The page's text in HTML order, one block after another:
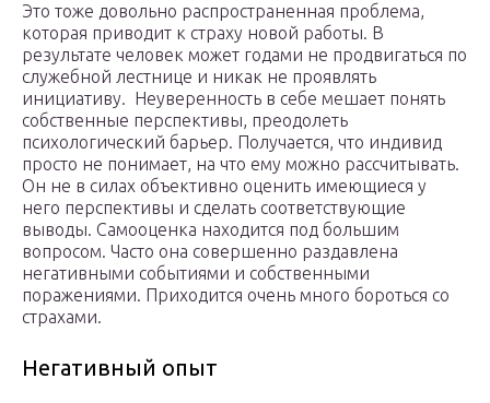
Это тоже довольно распространенная проблема,
которая приводит к страху новой работы. В
результате человек может годами не продвигаться по
служебной лестнице и никак не проявлять
инициативу. Неуверенность в себе мешает понять
собственные перспективы, преодолеть
психологический барьер. Получается, что индивид
просто не понимает, на что ему можно рассчитывать.
Он не в силах объективно оценить имеющиеся у
него перспективы и сделать соответствующие
выводы. Самооценка находится под большим
вопросом. Часто она совершенно раздавлена
негативными событиями и собственными
поражениями. Приходится очень много бороться со
страхами.
Негативный опыт